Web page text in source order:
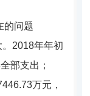
的问题
2018年年初
部支出；
万元，